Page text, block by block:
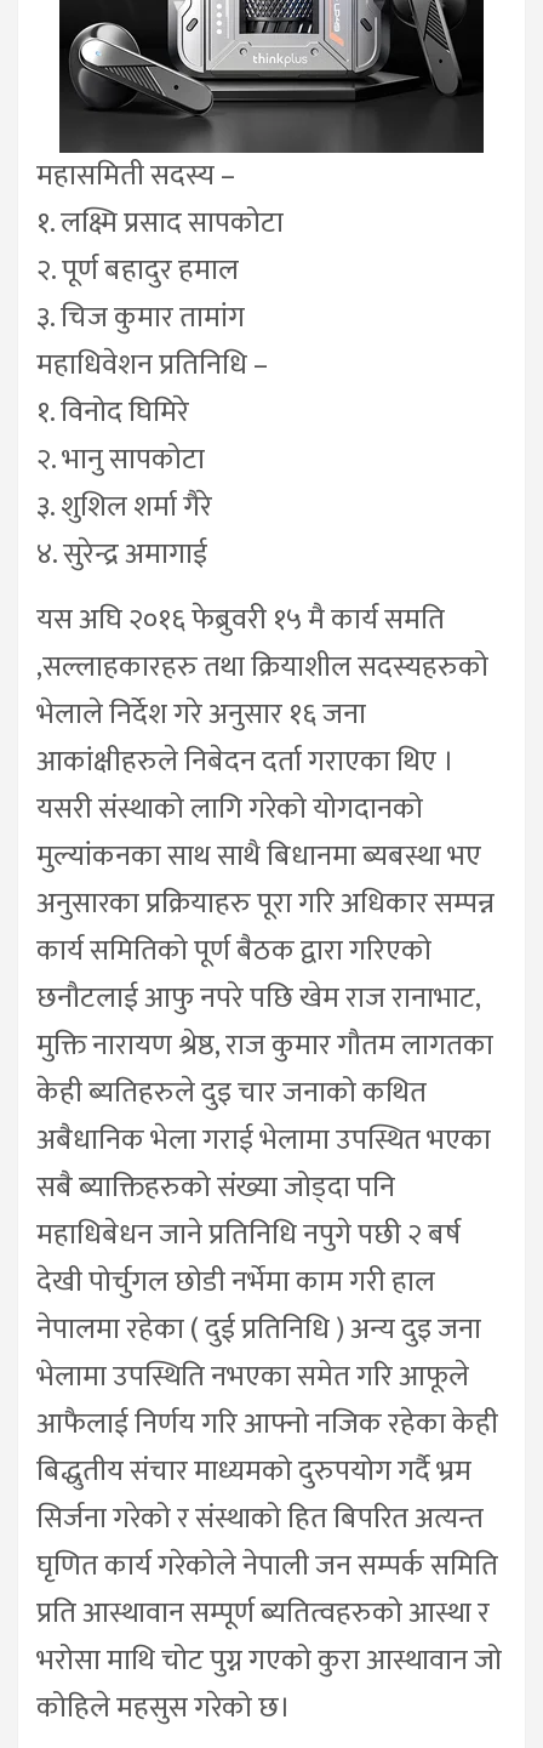
महासमिती सदस्य –
१. लक्ष्मि प्रसाद सापकोटा
२. पूर्ण बहादुर हमाल
३. चिज कुमार तामांग
महाधिवेशन प्रतिनिधि –
१. विनोद घिमिरे
२. भानु सापकोटा
३. शुशिल शर्मा गैरे
४. सुरेन्द्र अमागाई
यस अघि २०१६ फेब्रुवरी १५ मै कार्य समति
,सल्लाहकारहरु तथा क्रियाशील सदस्यहरुको
भेलाले निर्देश गरे अनुसार १६ जना
आकांक्षीहरुले निबेदन दर्ता गराएका थिए ।
यसरी संस्थाको लागि गरेको योगदानको
मुल्यांकनका साथ साथै बिधानमा ब्यबस्था भए
अनुसारका प्रक्रियाहरु पूरा गरि अधिकार सम्पन्न
कार्य समितिको पूर्ण बैठक द्वारा गरिएको
छनौटलाई आफु नपरे पछि खेम राज रानाभाट,
मुक्ति नारायण श्रेष्ठ, राज कुमार गौतम लागतका
केही ब्यतिहरुले दुइ चार जनाको कथित
अबैधानिक भेला गराई भेलामा उपस्थित भएका
सबै ब्याक्तिहरुको संख्या जोड्दा पनि
महाधिबेधन जाने प्रतिनिधि नपुगे पछी २ बर्ष
देखी पोर्चुगल छोडी नर्भेमा काम गरी हाल
नेपालमा रहेका ( दुई प्रतिनिधि ) अन्य दुइ जना
भेलामा उपस्थिति नभएका समेत गरि आफूले
आफैलाई निर्णय गरि आफ्नो नजिक रहेका केही
बिद्धुतीय संचार माध्यमको दुरुपयोग गर्दै भ्रम
सिर्जना गरेको र संस्थाको हित बिपरित अत्यन्त
घृणित कार्य गरेकोले नेपाली जन सम्पर्क समिति
प्रति आस्थावान सम्पूर्ण ब्यतित्वहरुको आस्था र
भरोसा माथि चोट पुग्न गएको कुरा आस्थावान जो
कोहिले महसुस गरेको छ।